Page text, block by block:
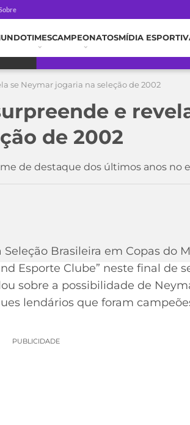
TIMESCAMPEONATOSMÍDIA
se Neymar jogaria na seleção de 2002
e
de 2002
de destaque dos últimos anos no
Brasileira em Copas do
Esporte Clube” neste final de
sobre a possibilidade de
lendários que foram
PUBLICIDADE